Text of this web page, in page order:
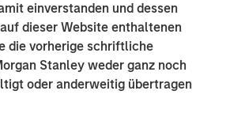
einverstanden und dessen
dieser Website enthaltenen
die vorherige schriftliche
Stanley weder ganz noch
oder anderweitig übertragen
, a transformative digital platform
and suppliers. Together,
will create an industry-leading
and supplier experience,
for retailers and offering
into how their products move. The